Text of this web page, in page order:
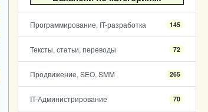
Программирование, IT-разработка 145
Тексты, статьи, переводы 72
Продвижение, SEO, SMM 265
IT-Администрирование 70